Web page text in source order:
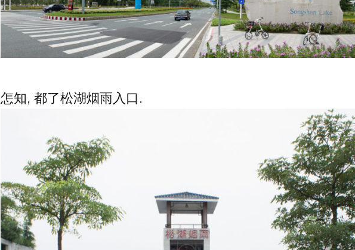
怎知, 都了松湖烟雨入口.